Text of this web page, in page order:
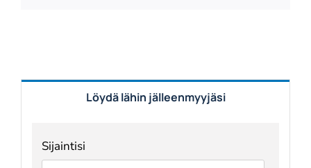
Löydä lähin jälleenmyyjäsi
Sijaintisi